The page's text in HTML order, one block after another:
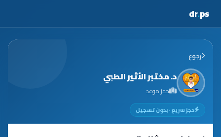
dr.ps
رجوع
د. مختبر الأثير الطبي
حجز موعد
حجز سريع · بدون تسجيل